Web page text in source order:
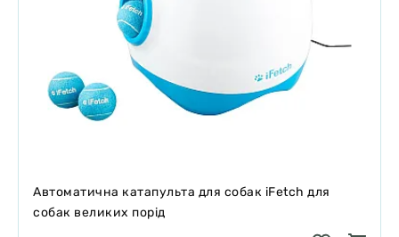
Автоматична катапульта для собак iFetch для
собак великих порід